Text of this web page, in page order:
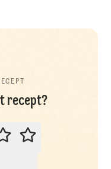
recept?
DIT RECEPT